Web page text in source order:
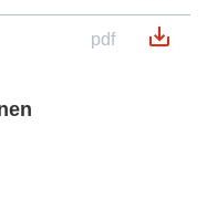
pdf